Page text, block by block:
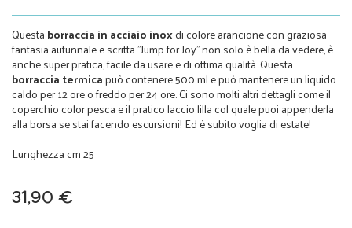
Questa borraccia in acciaio inoxdi colore arancione con graziosa
fantasia autunnale e scritta "Jump for Joy" non solo è bella da vedere, è
anche super pratica, facile da usare e di ottima qualità. Questa
borraccia termicapuò contenere 500 ml e può mantenere un liquido
caldo per 12 ore o freddo per 24 ore. Ci sono molti altri dettagli come il
coperchio color pesca e il pratico laccio lilla col quale puoi appenderla
alla borsa se stai facendo escursioni! Ed è subito voglia di estate!
Lunghezza cm 25
31,90 €